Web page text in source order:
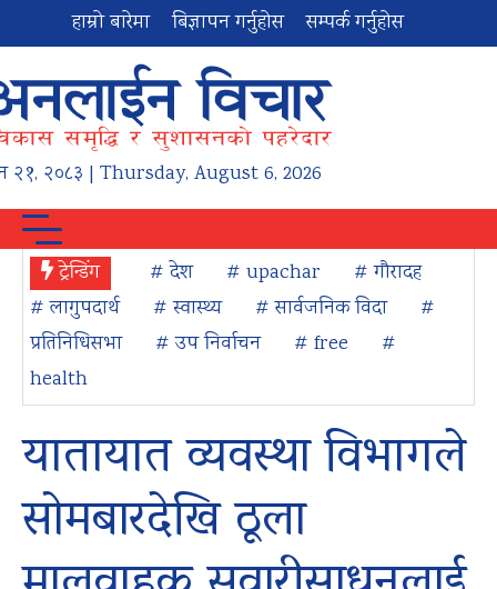
हाम्रो बारेमा बिज्ञापन गर्नुहोस सम्पर्क गर्नुहोस
२१, २०८३ | Thursday, August 6, 2026
ट्रेन्डिंग # देश # upachar
# गौरादह
# लागुपदार्थ
# स्वास्थ्य # सार्वजनिक विदा
#
प्रतिनिधिसभा
# उप निर्वाचन # free
#
health
यातायात व्यवस्था विभागले
सोमबारदेखि ठूला